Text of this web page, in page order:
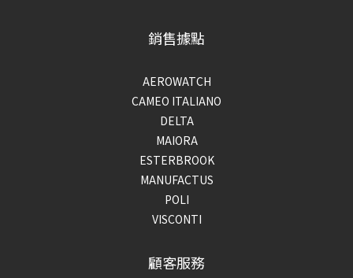
銷售據點
AEROWATCH
CAMEO ITALIANO
DELTA
MAIORA
ESTERBROOK
MANUFACTUS
POLI
VISCONTI
顧客服務